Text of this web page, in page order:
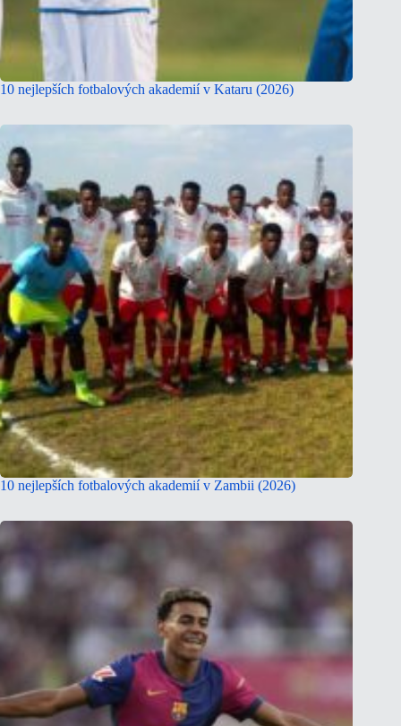
10 nejlepších fotbalových akademií v Kataru (2026)
10 nejlepších fotbalových akademií v Zambii (2026)